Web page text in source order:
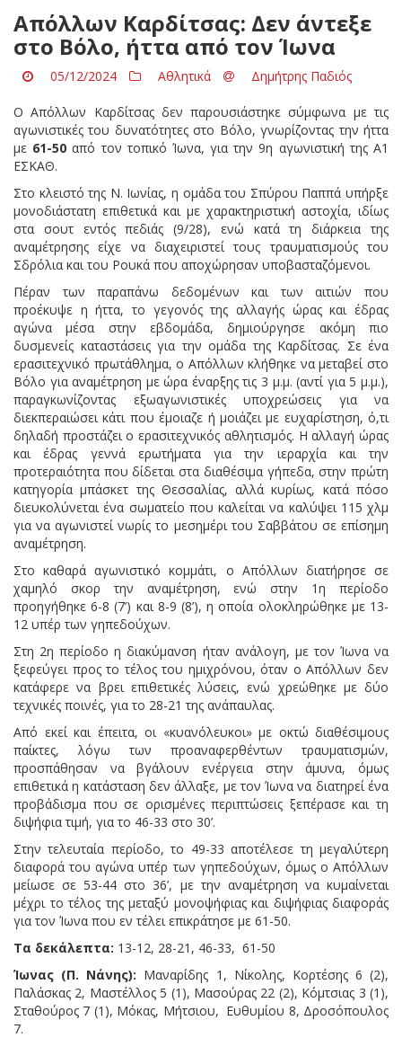
Aπόλλων Καρδίτσας: Δεν άντεξε
στο Βόλο, ήττα από τον Ίωνα
05/12/2024 Αθλητικά Δημήτρης Παδιός
Ο Απόλλων Καρδίτσας δεν παρουσιάστηκε σύμφωνα με τις
αγωνιστικές του δυνατότητες στο Βόλο, γνωρίζοντας την ήττα
με 61-50 από τον τοπικό Ίωνα, για την 9η αγωνιστική της Α1
ΕΣΚΑΘ.
Στο κλειστό της Ν. Ιωνίας, η ομάδα του Σπύρου Παππά υπήρξε
μονοδιάστατη επιθετικά και με χαρακτηριστική αστοχία, ιδίως
στα σουτ εντός πεδιάς (9/28), ενώ κατά τη διάρκεια της
αναμέτρησης είχε να διαχειριστεί τους τραυματισμούς του
Σδρόλια και του Ρουκά που αποχώρησαν υποβασταζόμενοι.
Πέραν των παραπάνω δεδομένων και των αιτιών που
προέκυψε η ήττα, το γεγονός της αλλαγής ώρας και έδρας
αγώνα μέσα στην εβδομάδα, δημιούργησε ακόμη πιο
δυσμενείς καταστάσεις για την ομάδα της Καρδίτσας. Σε ένα
ερασιτεχνικό πρωτάθλημα, ο Απόλλων κλήθηκε να μεταβεί στο
Βόλο για αναμέτρηση με ώρα έναρξης τις 3 μ.μ. (αντί για 5 μ.μ.),
παραγκωνίζοντας εξωαγωνιστικές υποχρεώσεις για να
διεκπεραιώσει κάτι που έμοιαζε ή μοιάζει με ευχαρίστηση, ό,τι
δηλαδή προστάζει ο ερασιτεχνικός αθλητισμός. Η αλλαγή ώρας
και έδρας γεννά ερωτήματα για την ιεραρχία και την
προτεραιότητα που δίδεται στα διαθέσιμα γήπεδα, στην πρώτη
κατηγορία μπάσκετ της Θεσσαλίας, αλλά κυρίως, κατά πόσο
διευκολύνεται ένα σωματείο που καλείται να καλύψει 115 χλμ
για να αγωνιστεί νωρίς το μεσημέρι του Σαββάτου σε επίσημη
αναμέτρηση.
Στο καθαρά αγωνιστικό κομμάτι, ο Απόλλων διατήρησε σε
χαμηλό σκορ την αναμέτρηση, ενώ στην 1η περίοδο
προηγήθηκε 6-8 (7’) και 8-9 (8’), η οποία ολοκληρώθηκε με 13-
12 υπέρ των γηπεδούχων.
Στη 2η περίοδο η διακύμανση ήταν ανάλογη, με τον Ίωνα να
ξεφεύγει προς το τέλος του ημιχρόνου, όταν ο Απόλλων δεν
κατάφερε να βρει επιθετικές λύσεις, ενώ χρεώθηκε με δύο
τεχνικές ποινές, για το 28-21 της ανάπαυλας.
Από εκεί και έπειτα, οι «κυανόλευκοι» με οκτώ διαθέσιμους
παίκτες, λόγω των προαναφερθέντων τραυματισμών,
προσπάθησαν να βγάλουν ενέργεια στην άμυνα, όμως
επιθετικά η κατάσταση δεν άλλαξε, με τον Ίωνα να διατηρεί ένα
προβάδισμα που σε ορισμένες περιπτώσεις ξεπέρασε και τη
διψήφια τιμή, για το 46-33 στο 30’.
Στην τελευταία περίοδο, το 49-33 αποτέλεσε τη μεγαλύτερη
διαφορά του αγώνα υπέρ των γηπεδούχων, όμως ο Απόλλων
μείωσε σε 53-44 στο 36’, με την αναμέτρηση να κυμαίνεται
μέχρι το τέλος της μεταξύ μονοψήφιας και διψήφιας διαφοράς
για τον Ίωνα που εν τέλει επικράτησε με 61-50.
Τα δεκάλεπτα: 13-12, 28-21, 46-33, 61-50
Ίωνας (Π. Νάνης): Μαναρίδης 1, Νίκολης, Κορτέσης 6 (2),
Παλάσκας 2, Μαστέλλος 5 (1), Μασούρας 22 (2), Κόμτσιας 3 (1),
Σταθούρος 7 (1), Μόκας, Μήτσιου, Ευθυμίου 8, Δροσόπουλος
7.